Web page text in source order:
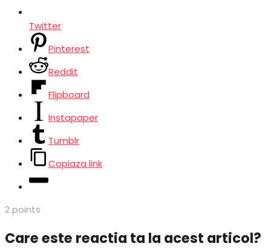
Twitter
Pinterest
Reddit
Flipboard
Instapaper
Tumblr
Copiaza link
2points
Care este reactia ta la acest articol?